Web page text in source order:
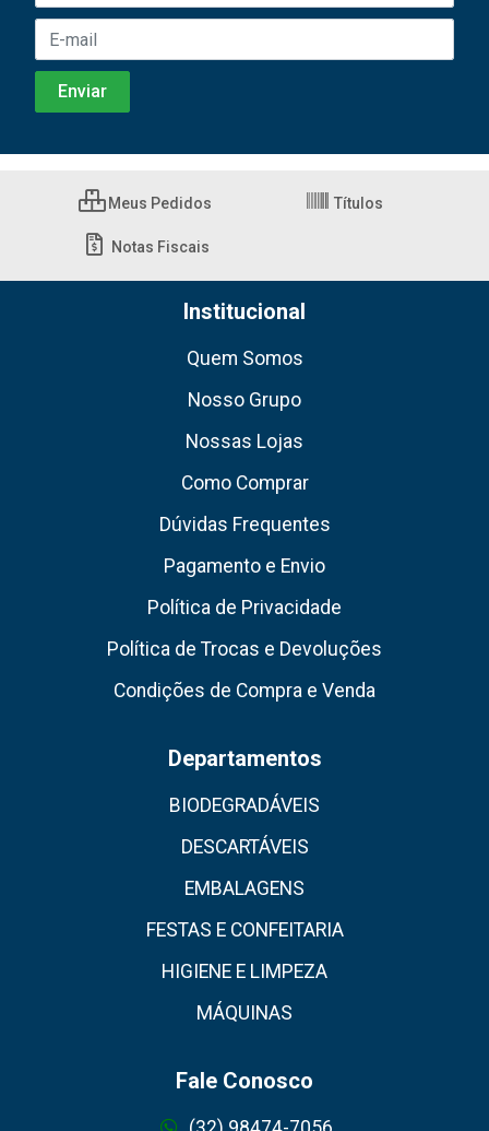
Meus Pedidos Títulos
Notas Fiscais
Institucional
Quem Somos
Nosso Grupo
Nossas Lojas
Como Comprar
Dúvidas Frequentes
Pagamento e Envio
Política de Privacidade
Política de Trocas e Devoluções
Condições de Compra e Venda
Departamentos
BIODEGRADÁVEIS
DESCARTÁVEIS
EMBALAGENS
FESTAS E CONFEITARIA
HIGIENE E LIMPEZA
MÁQUINAS
Fale Conosco